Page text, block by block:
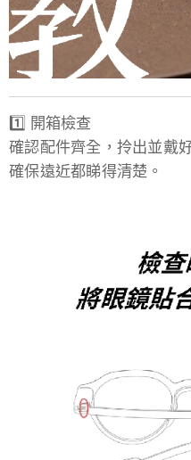
1️⃣ 開箱檢查
確認配件齊全，拎出並戴
確保遠近都睇得清楚。